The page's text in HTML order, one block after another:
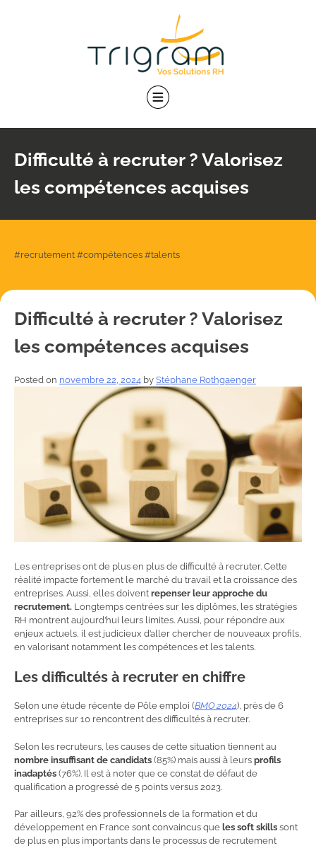
Difficulté à recruter ? Valorisez
les compétences acquises
#recrutement #compétences #talents
Difficulté à recruter ? Valorisez
les compétences acquises
Posted on novembre 22, 2024 by Stéphane Rothgaenger
Les entreprises ont de plus en plus de difficulté à recruter. Cette
réalité impacte fortement le marché du travail et la croissance des
entreprises. Aussi, elles doivent repenser leur approche du
recrutement. Longtemps centrées sur les diplômes, les stratégies
RH montrent aujourd’hui leurs limites. Aussi, pour répondre aux
enjeux actuels, il est judicieux d’aller chercher de nouveaux profils,
en valorisant notamment les compétences et les talents.
Les difficultés à recruter en chiffre
Selon une étude récente de Pôle emploi (BMO 2024), près de 6
entreprises sur 10 rencontrent des difficultés à recruter.
Selon les recruteurs, les causes de cette situation tiennent au
nombre insuffisant de candidats (85%) mais aussi à leurs profils
inadaptés (76%). Il est à noter que ce constat de défaut de
qualification a progressé de 5 points versus 2023.
Par ailleurs, 92% des professionnels de la formation et du
développement en France sont convaincus que les soft skills sont
de plus en plus importants dans le processus de recrutement